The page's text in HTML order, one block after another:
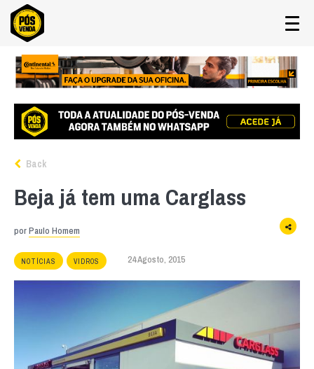
Back
Beja já tem uma Carglass
porPaulo Homem
NOTÍCIAS VIDROS 24 Agosto, 2015